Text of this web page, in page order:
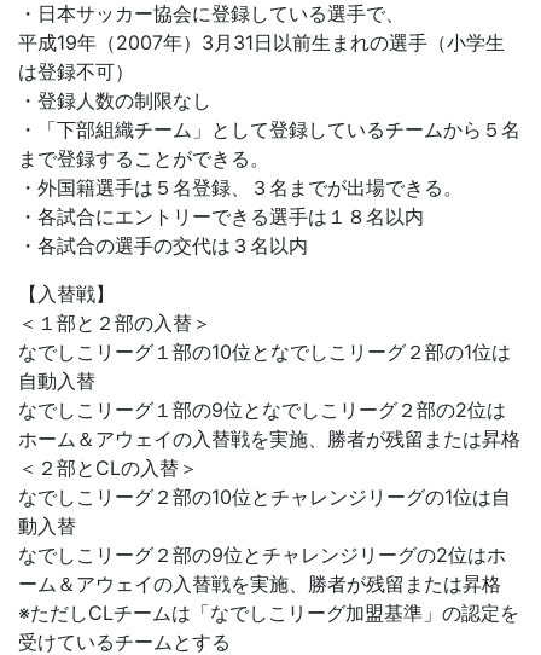
・日本サッカー協会に登録している選手で、
平成19年（2007年）3月31日以前生まれの選手（小学生
は登録不可）
・登録人数の制限なし
・「下部組織チーム」として登録しているチームから５名
まで登録することができる。
・外国籍選手は５名登録、３名までが出場できる。
・各試合にエントリーできる選手は１８名以内
・各試合の選手の交代は３名以内
【入替戦】
＜１部と２部の入替＞
なでしこリーグ１部の10位となでしこリーグ２部の1位は
自動入替
なでしこリーグ１部の9位となでしこリーグ２部の2位は
ホーム＆アウェイの入替戦を実施、勝者が残留または昇格
＜２部とCLの入替＞
なでしこリーグ２部の10位とチャレンジリーグの1位は自
動入替
なでしこリーグ２部の9位とチャレンジリーグの2位はホ
ーム＆アウェイの入替戦を実施、勝者が残留または昇格
※ただしCLチームは「なでしこリーグ加盟基準」の認定を
受けているチームとする